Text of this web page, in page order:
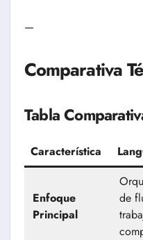
—
Comparativa
Tabla
Característica
Enfoque
Principal
de